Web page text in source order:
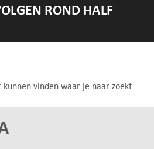
ROND HALF
vinden waar je naar zoekt.